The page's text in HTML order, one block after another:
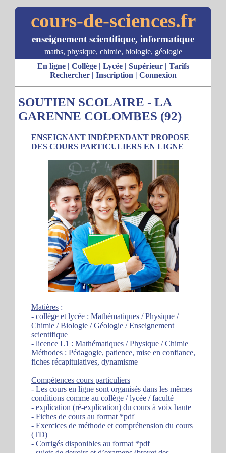
cours-de-sciences.fr
enseignement scientifique, informatique
maths, physique, chimie, biologie, géologie
En ligne| Collège| Lycée| Supérieur| Tarifs
Rechercher| Inscription | Connexion
SOUTIEN SCOLAIRE - LA
GARENNE COLOMBES (92)
ENSEIGNANT INDÉPENDANT PROPOSE
DES COURS PARTICULIERS EN LIGNE
Matières :
- collège et lycée : Mathématiques / Physique /
Chimie / Biologie / Géologie / Enseignement
scientifique
- licence L1 : Mathématiques / Physique / Chimie
Méthodes : Pédagogie, patience, mise en confiance,
fiches récapitulatives, dynamisme
Compétences cours particuliers
- Les cours en ligne sont organisés dans les mêmes
conditions comme au collège / lycée / faculté
- explication (ré-explication) du cours à voix haute
- Fiches de cours au format *pdf
- Exercices de méthode et compréhension du cours
(TD)
- Corrigés disponibles au format *pdf